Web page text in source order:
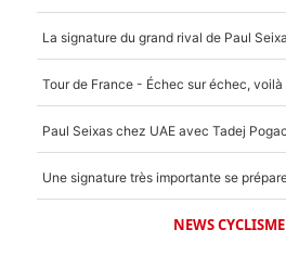
NEWS CYCLISME